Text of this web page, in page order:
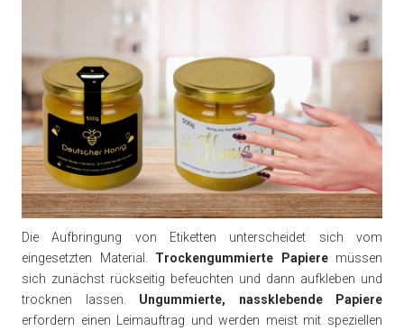
Die Aufbringung von Etiketten unterscheidet sich vom
eingesetzten Material. Trockengummierte Papieremüssen
sich zunächst rückseitig befeuchten und dann aufkleben und
trocknen lassen. Ungummierte, nassklebende Papiere
erfordern einen Leimauftrag und werden meist mit speziellen